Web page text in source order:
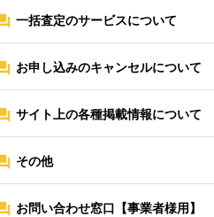
一括査定のサービスについて
お申し込みのキャンセルについて
サイト上の各種掲載情報について
その他
お問い合わせ窓口【事業者様用】